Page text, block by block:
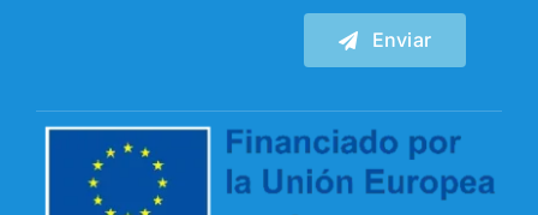
Enviar